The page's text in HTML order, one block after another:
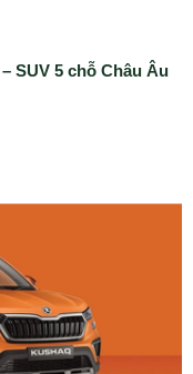
SUV 5 chỗ Châu Âu